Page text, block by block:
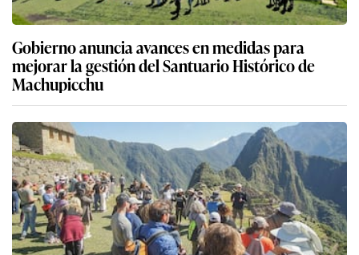
Gobierno anuncia avances en medidas para
mejorar la gestión del Santuario Histórico de
Machupicchu